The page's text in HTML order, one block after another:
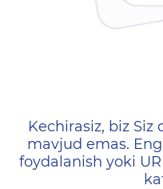
404 —
Kechirasiz, biz
mavjud emas.
foydalanish yoki